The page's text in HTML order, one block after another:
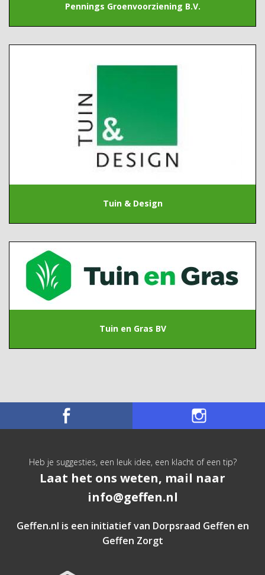
Pennings Groenvoorziening B.V.
Tuin & Design
Tuin en Gras BV
Heb je suggesties, een leuk idee, een klacht of een tip?
Laat het ons weten, mail naar
info@geffen.nl
Geffen.nl is een initiatief van Dorpsraad Geffen en
Geffen Zorgt